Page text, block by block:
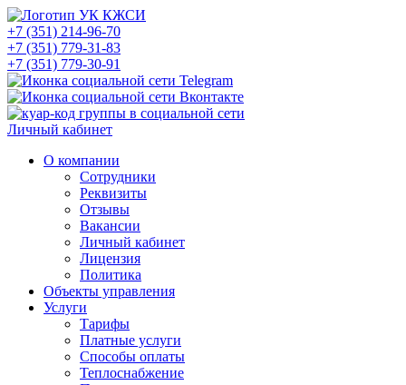
+7 (351) 214-96-70
+7 (351) 779-31-83
+7 (351) 779-30-91
Личный кабинет
О компании
Сотрудники
Реквизиты
Отзывы
Вакансии
Личный кабинет
Лицензия
Политика
Объекты управления
Услуги
Тарифы
Платные услуги
Способы оплаты
Теплоснабжение